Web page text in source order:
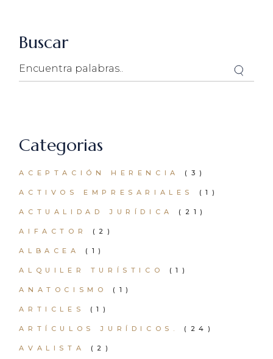
Buscar
Search
Categorias
ACEPTACIÓN HERENCIA (3)
ACTIVOS EMPRESARIALES (1)
ACTUALIDAD JURÍDICA (21)
AIFACTOR (2)
ALBACEA (1)
ALQUILER TURÍSTICO (1)
ANATOCISMO (1)
ARTICLES (1)
ARTÍCULOS JURÍDICOS. (24)
AVALISTA (2)